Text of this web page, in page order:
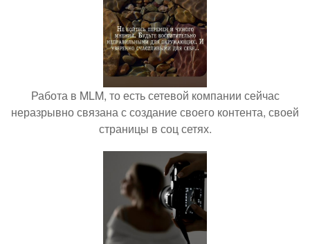
Работа в MLM, то есть сетевой компании сейчас
неразрывно связана с создание своего контента, своей
страницы в соц сетях.